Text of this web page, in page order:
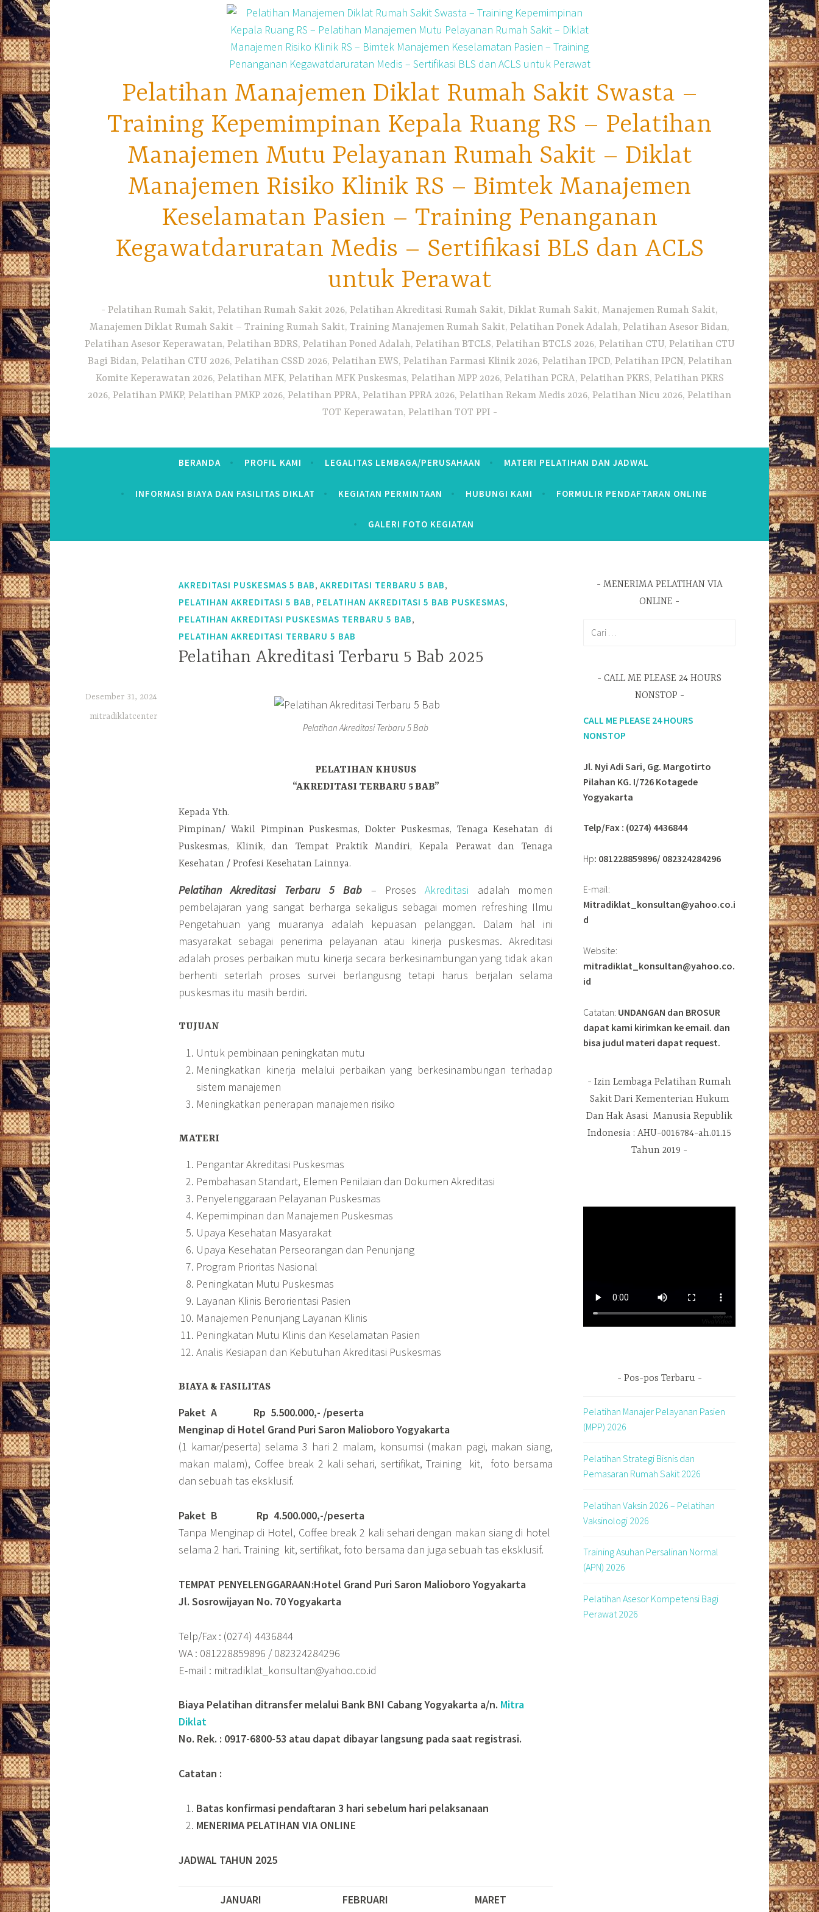
Pelatihan Manajemen Diklat Rumah Sakit Swasta –
Training Kepemimpinan Kepala Ruang RS – Pelatihan
Manajemen Mutu Pelayanan Rumah Sakit – Diklat
Manajemen Risiko Klinik RS – Bimtek Manajemen
Keselamatan Pasien – Training Penanganan
Kegawatdaruratan Medis – Sertifikasi BLS dan ACLS
untuk Perawat
Pelatihan Rumah Sakit, Pelatihan Rumah Sakit 2026, Pelatihan Akreditasi Rumah Sakit, Diklat Rumah Sakit, Manajemen Rumah Sakit,
Manajemen Diklat Rumah Sakit – Training Rumah Sakit, Training Manajemen Rumah Sakit, Pelatihan Ponek Adalah, Pelatihan Asesor Bidan,
Pelatihan Asesor Keperawatan, Pelatihan BDRS, Pelatihan Poned Adalah, Pelatihan BTCLS, Pelatihan BTCLS 2026, Pelatihan CTU, Pelatihan CTU
Bagi Bidan, Pelatihan CTU 2026, Pelatihan CSSD 2026, Pelatihan EWS, Pelatihan Farmasi Klinik 2026, Pelatihan IPCD, Pelatihan IPCN, Pelatihan
Komite Keperawatan 2026, Pelatihan MFK, Pelatihan MFK Puskesmas, Pelatihan MPP 2026, Pelatihan PCRA, Pelatihan PKRS, Pelatihan PKRS
2026, Pelatihan PMKP, Pelatihan PMKP 2026, Pelatihan PPRA, Pelatihan PPRA 2026, Pelatihan Rekam Medis 2026, Pelatihan Nicu 2026, Pelatihan
TOT Keperawatan, Pelatihan TOT PPI
BERANDA PROFIL KAMI LEGALITAS LEMBAGA/PERUSAHAAN MATERI PELATIHAN DAN JADWAL
INFORMASI BIAYA DAN FASILITAS DIKLAT KEGIATAN PERMINTAAN HUBUNGI KAMI FORMULIR PENDAFTARAN ONLINE
GALERI FOTO KEGIATAN
AKREDITASI PUSKESMAS 5 BAB, AKREDITASI TERBARU 5 BAB,
PELATIHAN AKREDITASI 5 BAB, PELATIHAN AKREDITASI 5 BAB PUSKESMAS,
PELATIHAN AKREDITASI PUSKESMAS TERBARU 5 BAB,
PELATIHAN AKREDITASI TERBARU 5 BAB
Pelatihan Akreditasi Terbaru 5 Bab 2025
Desember 31, 2024
mitradiklatcenter
Pelatihan Akreditasi Terbaru 5 Bab
PELATIHAN KHUSUS
“AKREDITASI TERBARU 5 BAB”
Kepada Yth.
Pimpinan/ Wakil Pimpinan Puskesmas, Dokter Puskesmas, Tenaga Kesehatan di
Puskesmas, Klinik, dan Tempat Praktik Mandiri, Kepala Perawat dan Tenaga
Kesehatan / Profesi Kesehatan Lainnya.
Pelatihan Akreditasi Terbaru 5 Bab – ProsesAkreditasi adalah momen
pembelajaran yang sangat berharga sekaligus sebagai momen refreshing Ilmu
Pengetahuan yang muaranya adalah kepuasan pelanggan. Dalam hal ini
masyarakat sebagai penerima pelayanan atau kinerja puskesmas. Akreditasi
adalah proses perbaikan mutu kinerja secara berkesinambungan yang tidak akan
berhenti seterlah proses survei berlangusng tetapi harus berjalan selama
puskesmas itu masih berdiri.
TUJUAN
Untuk pembinaan peningkatan mutu
Meningkatkan kinerja melalui perbaikan yang berkesinambungan terhadap
sistem manajemen
Meningkatkan penerapan manajemen risiko
MATERI
Pengantar Akreditasi Puskesmas
Pembahasan Standart, Elemen Penilaian dan Dokumen Akreditasi
Penyelenggaraan Pelayanan Puskesmas
Kepemimpinan dan Manajemen Puskesmas
Upaya Kesehatan Masyarakat
Upaya Kesehatan Perseorangan dan Penunjang
Program Prioritas Nasional
Peningkatan Mutu Puskesmas
Layanan Klinis Berorientasi Pasien
Manajemen Penunjang Layanan Klinis
Peningkatan Mutu Klinis dan Keselamatan Pasien
Analis Kesiapan dan Kebutuhan Akreditasi Puskesmas
BIAYA & FASILITAS
Paket A Rp 5.500.000,- /peserta
Menginap di Hotel Grand Puri Saron Malioboro Yogyakarta
(1 kamar/peserta) selama 3 hari 2 malam, konsumsi (makan pagi, makan siang,
makan malam), Coffee break 2 kali sehari, sertifikat, Training kit, foto bersama
dan sebuah tas eksklusif.
Paket B
Rp 4.500.000,-/peserta
Tanpa Menginap di Hotel, Coffee break 2 kali sehari dengan makan siang di hotel
selama 2 hari. Training kit, sertifikat, foto bersama dan juga sebuah tas eksklusif.
TEMPAT PENYELENGGARAAN:Hotel Grand Puri Saron Malioboro Yogyakarta
Jl. Sosrowijayan No. 70 Yogyakarta
Telp/Fax : (0274) 4436844
WA : 081228859896 / 082324284296
E-mail : mitradiklat_konsultan@yahoo.co.id
Biaya Pelatihan ditransfer melalui Bank BNI Cabang Yogyakarta a/n. Mitra
Diklat
No. Rek. : 0917-6800-53 atau dapat dibayar langsung pada saat registrasi.
Catatan :
Batas konfirmasi pendaftaran 3 hari sebelum hari pelaksanaan
MENERIMA PELATIHAN VIA ONLINE
JADWAL TAHUN 2025
JANUARI FEBRUARI MARET
MENERIMA PELATIHAN VIA
ONLINE
CALL ME PLEASE 24 HOURS
NONSTOP
CALL ME PLEASE 24 HOURS
NONSTOP
Jl. Nyi Adi Sari, Gg. Margotirto
Pilahan KG. I/726 Kotagede
Yogyakarta
Telp/Fax : (0274) 4436844
Hp: 081228859896/ 082324284296
E-mail:
Mitradiklat_konsultan@yahoo.co.i
d
Website:
mitradiklat_konsultan@yahoo.co.
id
Catatan: UNDANGAN dan BROSUR
dapat kami kirimkan ke email. dan
bisa judul materi dapat request.
Izin Lembaga Pelatihan Rumah
Sakit Dari Kementerian Hukum
Dan Hak Asasi Manusia Republik
Indonesia : AHU-0016784-ah.01.15
Tahun 2019
Pos-pos Terbaru
Pelatihan Manajer Pelayanan Pasien
(MPP) 2026
Pelatihan Strategi Bisnis dan
Pemasaran Rumah Sakit 2026
Pelatihan Vaksin 2026 – Pelatihan
Vaksinologi 2026
Training Asuhan Persalinan Normal
(APN) 2026
Pelatihan Asesor Kompetensi Bagi
Perawat 2026